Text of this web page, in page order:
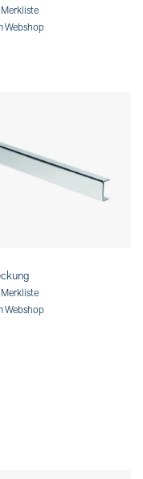
Webshop
Webshop